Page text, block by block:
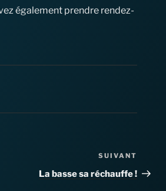
également prendre rendez-
suivant
SUIVANT
La basse sa réchauffe !